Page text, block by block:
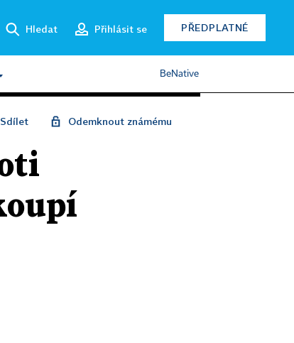
Hledat Přihlásit se PŘEDPLATNÉ
BeNative
Sdílet Odemknout známému